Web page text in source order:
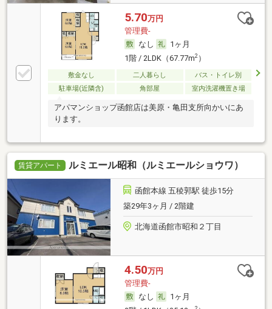
5.70万円
管理費-
なし
1ヶ月
1階 / 2LDK（67.77m2）
敷金なし 二人暮らし
バス・トイレ別
駐車場(近隣含)
角部屋 室内洗濯機置き場
アパマンショップ函館店は美原・亀田支所向かいにあ
ります。
賃貸アパート ルミエール昭和（ルミエールショウワ）
函館本線 五稜郭駅 徒歩15分
築29年3ヶ月 / 2階建
北海道函館市昭和２丁目
4.50万円
管理費-
なし
1ヶ月